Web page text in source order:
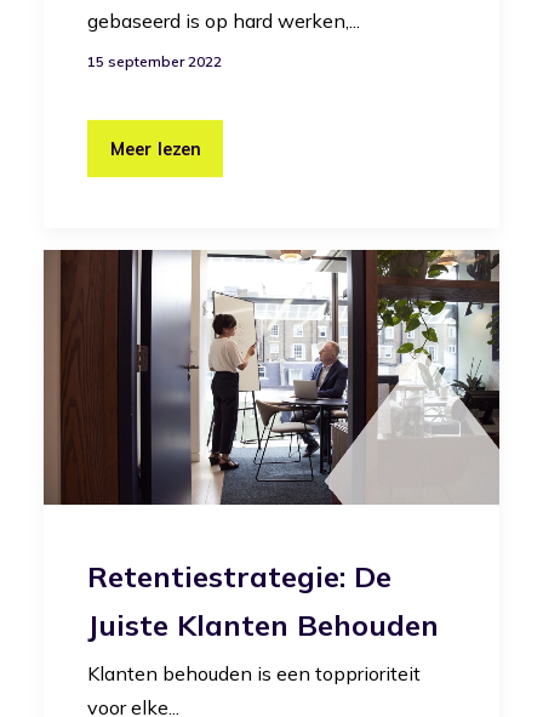
gebaseerd is op hard werken,...
15 september 2022
Meer lezen
Retentiestrategie: De
Juiste Klanten Behouden
Klanten behouden is een topprioriteit
voor elke...